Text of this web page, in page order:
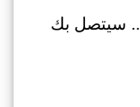
.. سيتصل بك